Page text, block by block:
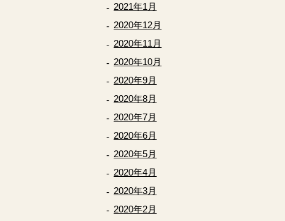
2021年1月
2020年12月
2020年11月
2020年10月
2020年9月
2020年8月
2020年7月
2020年6月
2020年5月
2020年4月
2020年3月
2020年2月